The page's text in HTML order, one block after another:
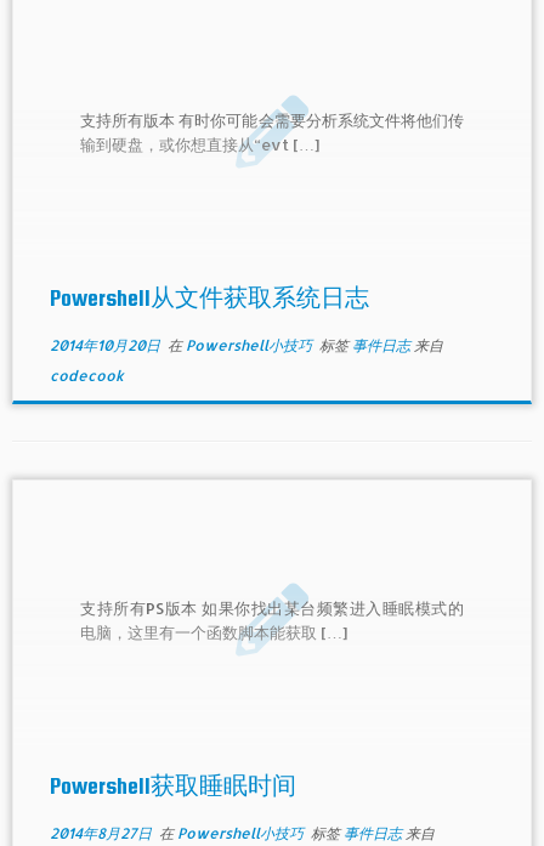
支持所有版本 有时你可能会需要分析系统文件将他们传
输到硬盘，或你想直接从“evt […]
Powershell从文件获取系统日志
2014年10月20日在 Powershell小技巧 标签事件日志来自
codecook
支持所有PS版本 如果你找出某台频繁进入睡眠模式的
电脑，这里有一个函数脚本能获取 […]
Powershell获取睡眠时间
2014年8月27日在 Powershell小技巧 标签事件日志来自